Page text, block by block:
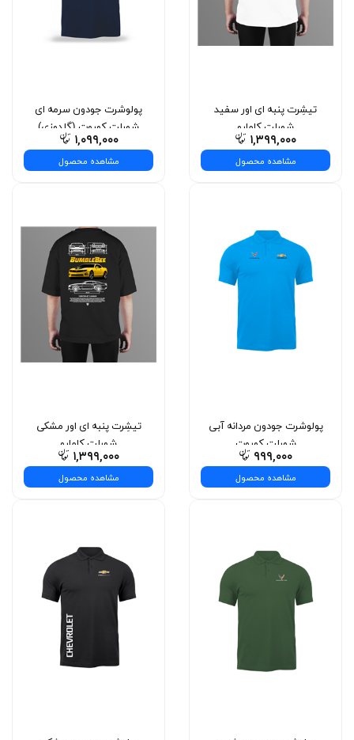
پولوشرت جودون سرمه ای
شورلت کوروت (گلدوزی)
۱,۰۹۹,۰۰۰
مشاهده محصول
تیشِرت پنبه ای اور سفید
شورلت کامارو
۱,۳۹۹,۰۰۰
مشاهده محصول
تیشِرت پنبه ای اور مشکی
شورلت کامارو
۱,۳۹۹,۰۰۰
مشاهده محصول
پولوشرت جودون مردانه آبی
شورلت کوروت
۹۹۹,۰۰۰
مشاهده محصول